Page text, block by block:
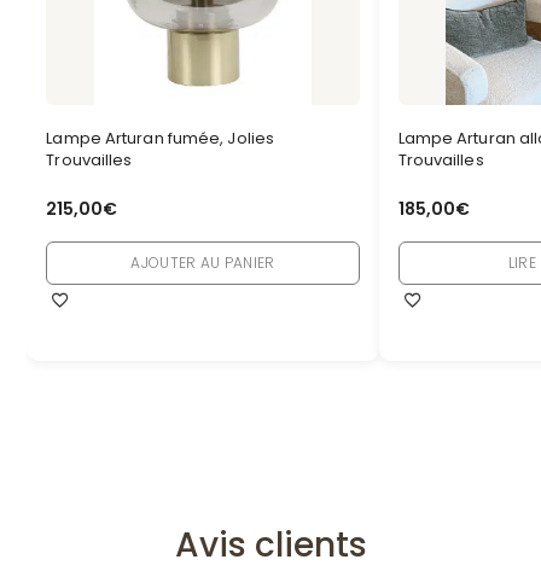
Lampe Arturan fumée, Jolies
Trouvailles
215,00€
AJOUTER AU PANIER
Lampe Arturan
Trouvailles
185,00€
Avis clients